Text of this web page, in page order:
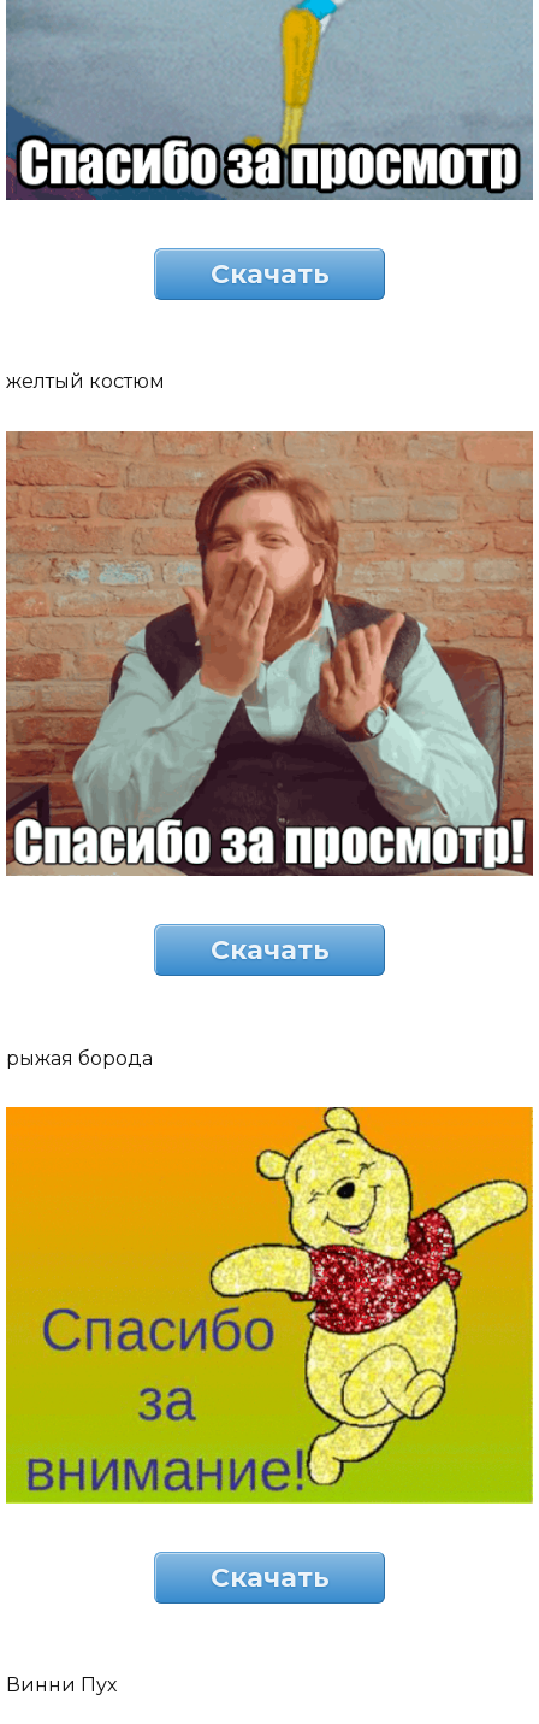
Скачать
желтый костюм
Скачать
рыжая борода
Скачать
Винни Пух